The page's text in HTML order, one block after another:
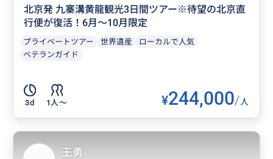
北京発 九寨溝黄龍観光3日間ツアー※待望の北京直
行便が復活！6月～10月限定
プライベートツアー 世界遺産
ローカルで人気
ベテランガイド
3d 1人〜 ¥244,000/人
王勇